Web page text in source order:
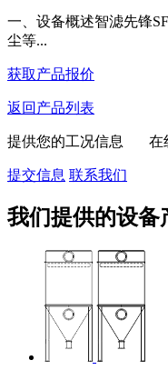
一、设备概述智滤先锋
尘等...
获取产品报价
返回产品列表
提供您的工况信息 在
提交信息 联系我们
我们提供的设备